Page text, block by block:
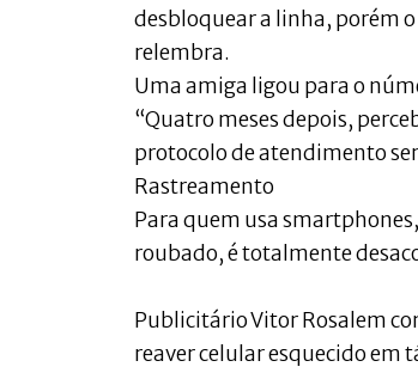
desbloquear a linha, porém
relembra.
Uma amiga ligou para o
“Quatro meses depois,
protocolo de atendimento
Rastreamento
Para quem usa
roubado, é totalmente
Publicitário Vitor Rosalem
reaver celular esquecido em